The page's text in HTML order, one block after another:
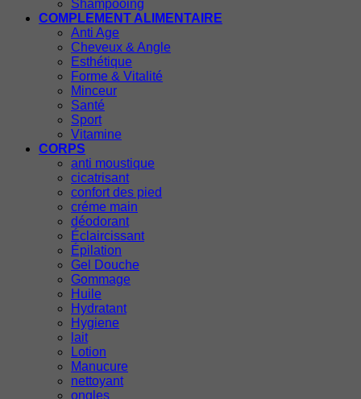
Shampooing
COMPLEMENT ALIMENTAIRE
Anti Age
Cheveux & Angle
Esthétique
Forme & Vitalité
Minceur
Santé
Sport
Vitamine
CORPS
anti moustique
cicatrisant
confort des pied
créme main
déodorant
Éclaircissant
Épilation
Gel Douche
Gommage
Huile
Hydratant
Hygiene
lait
Lotion
Manucure
nettoyant
ongles